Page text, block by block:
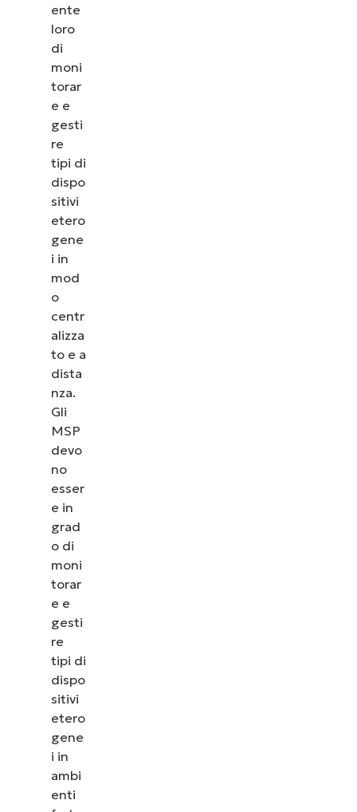
ente
loro
di
moni
torar
e e
gesti
re
tipi di
dispo
sitivi
etero
gene
i in
mod
o
centr
alizza
to e a
dista
nza.
Gli
MSP
devo
no
esser
e in
grad
o di
moni
torar
e e
gesti
re
tipi di
dispo
sitivi
etero
gene
i in
ambi
enti